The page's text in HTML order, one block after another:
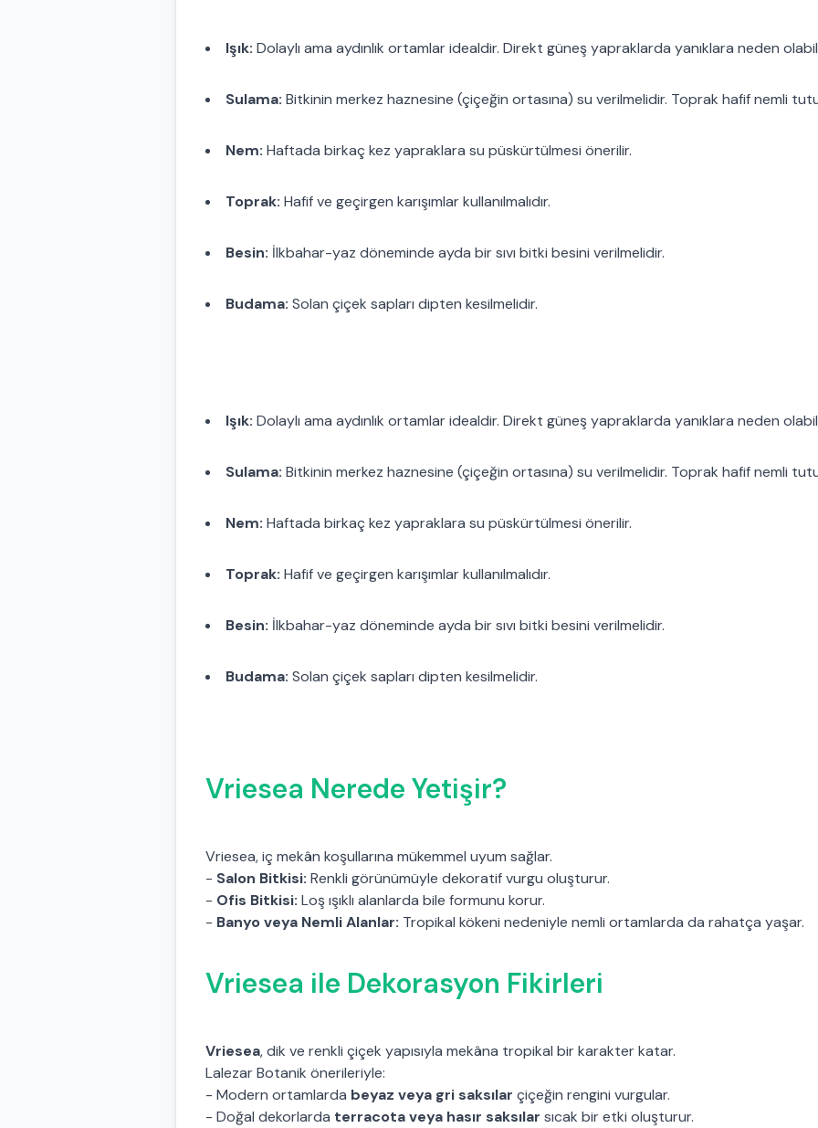
Işık: Dolaylı ama aydınlık ortamlar idealdir. Direkt güneş yapraklarda yanıklara neden
Sulama: Bitkinin merkez haznesine (çiçeğin ortasına) su verilmelidir. Toprak hafif nemli
Nem: Haftada birkaç kez yapraklara su püskürtülmesi önerilir.
Toprak: Hafif ve geçirgen karışımlar kullanılmalıdır.
Besin: İlkbahar-yaz döneminde ayda bir sıvı bitki besini verilmelidir.
Budama: Solan çiçek sapları dipten kesilmelidir.
Işık: Dolaylı ama aydınlık ortamlar idealdir. Direkt güneş yapraklarda yanıklara neden
Sulama: Bitkinin merkez haznesine (çiçeğin ortasına) su verilmelidir. Toprak hafif nemli
Nem: Haftada birkaç kez yapraklara su püskürtülmesi önerilir.
Toprak: Hafif ve geçirgen karışımlar kullanılmalıdır.
Besin: İlkbahar-yaz döneminde ayda bir sıvı bitki besini verilmelidir.
Budama: Solan çiçek sapları dipten kesilmelidir.
Vriesea Nerede Yetişir?
Vriesea, iç mekân koşullarına mükemmel uyum sağlar.
- Salon Bitkisi: Renkli görünümüyle dekoratif vurgu oluşturur.
- Ofis Bitkisi: Loş ışıklı alanlarda bile formunu korur.
- Banyo veya Nemli Alanlar: Tropikal kökeni nedeniyle nemli ortamlarda da rahatça yaşar.
Vriesea ile Dekorasyon Fikirleri
Vriesea, dik ve renkli çiçek yapısıyla mekâna tropikal bir karakter katar.
Lalezar Botanik önerileriyle:
- Modern ortamlarda beyaz veya gri saksılar çiçeğin rengini vurgular.
- Doğal dekorlarda terracota veya hasır saksılar sıcak bir etki oluşturur.